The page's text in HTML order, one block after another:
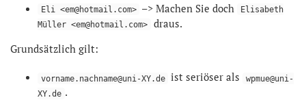
Eli <em@hotmail.com> –> Machen Sie doch
Elisabeth
Müller <em@hotmail.com>
draus.
Grundsätzlich gilt:
vorname.nachname@uni-XY.de ist seriöser als
wpmue@uni-
XY.de .